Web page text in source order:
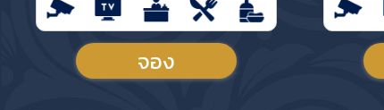
จอง